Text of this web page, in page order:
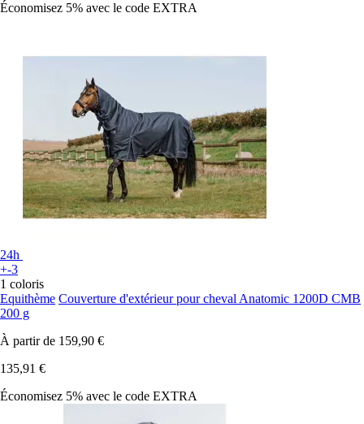
Économisez 5% avec le code EXTRA
24h
+-3
1 coloris
Equithème Couverture d'extérieur pour cheval Anatomic 1200D CMB
200 g
À partir de 159,90 €
135,91 €
Économisez 5% avec le code EXTRA